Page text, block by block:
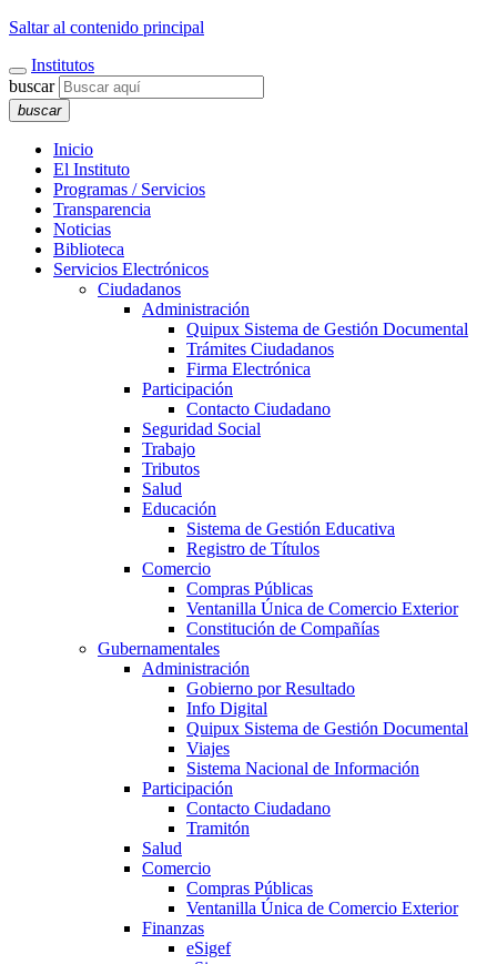
Saltar al contenido principal
Institutos
buscar
buscar
Inicio
El Instituto
Programas / Servicios
Transparencia
Noticias
Biblioteca
Servicios Electrónicos
Ciudadanos
Administración
Quipux Sistema de Gestión Documental
Trámites Ciudadanos
Firma Electrónica
Participación
Contacto Ciudadano
Seguridad Social
Trabajo
Tributos
Salud
Educación
Sistema de Gestión Educativa
Registro de Títulos
Comercio
Compras Públicas
Ventanilla Única de Comercio Exterior
Constitución de Compañías
Gubernamentales
Administración
Gobierno por Resultado
Info Digital
Quipux Sistema de Gestión Documental
Viajes
Sistema Nacional de Información
Participación
Contacto Ciudadano
Tramitón
Salud
Comercio
Compras Públicas
Ventanilla Única de Comercio Exterior
Finanzas
eSigef